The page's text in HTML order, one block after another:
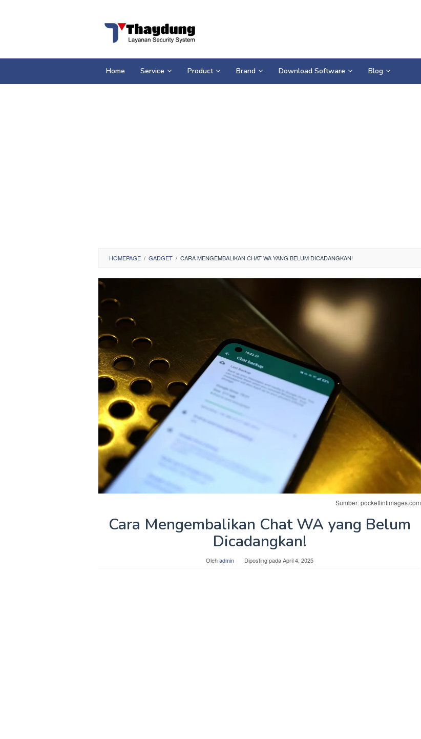
Home Service Product Brand Download Software Blog
HOMEPAGE / GADGET / CARA MENGEMBALIKAN CHAT WA YANG BELUM DICADANGKAN!
Sumber: pocketlintimages.com
Cara Mengembalikan Chat WA yang Belum
Dicadangkan!
Olehadmin Diposting padaApril 4, 2025